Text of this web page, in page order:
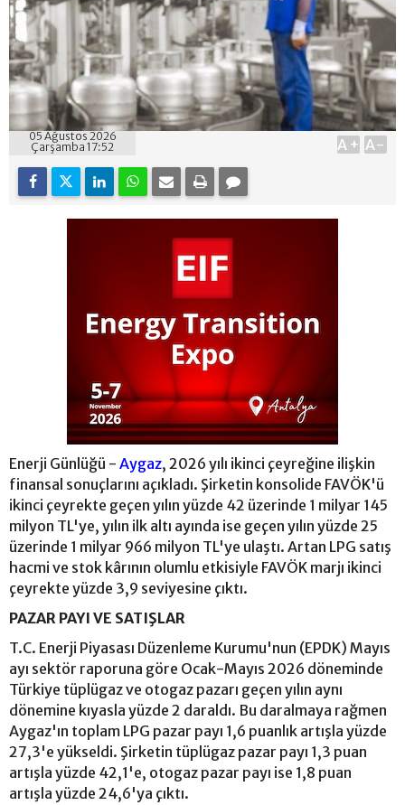
05 Ağustos 2026
Çarşamba 17:52
A+ A-
Enerji Günlüğü - Aygaz, 2026 yılı ikinci çeyreğine ilişkin
finansal sonuçlarını açıkladı. Şirketin konsolide FAVÖK'ü
ikinci çeyrekte geçen yılın yüzde 42 üzerinde 1 milyar 145
milyon TL'ye, yılın ilk altı ayında ise geçen yılın yüzde 25
üzerinde 1 milyar 966 milyon TL'ye ulaştı. Artan LPG satış
hacmi ve stok kârının olumlu etkisiyle FAVÖK marjı ikinci
çeyrekte yüzde 3,9 seviyesine çıktı.
PAZAR PAYI VE SATIŞLAR
T.C. Enerji Piyasası Düzenleme Kurumu'nun (EPDK) Mayıs
ayı sektör raporuna göre Ocak-Mayıs 2026 döneminde
Türkiye tüplügaz ve otogaz pazarı geçen yılın aynı
dönemine kıyasla yüzde 2 daraldı. Bu daralmaya rağmen
Aygaz'ın toplam LPG pazar payı 1,6 puanlık artışla yüzde
27,3'e yükseldi. Şirketin tüplügaz pazar payı 1,3 puan
artışla yüzde 42,1'e, otogaz pazar payı ise 1,8 puan
artışla yüzde 24,6'ya çıktı.